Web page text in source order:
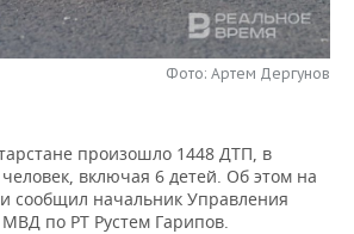
Фото: Артем Дергунов
произошло 1448 ДТП, в
включая 6 детей. Об этом на
сообщил начальник Управления
по РТ Рустем Гарипов.